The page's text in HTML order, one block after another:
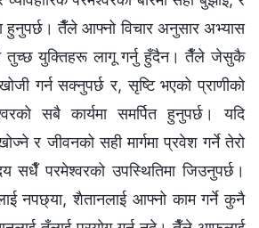
हुनुपर्छ। तैँले आफ्नो विचार अनुसार अभ्यास
तुच्छ युक्तिहरू लागू गर्नु हुँदैन। तैँले जेसुकै
गर्न सक्नुपर्छ र, सृष्टि भएको प्राणीको
सबै कार्यमा समर्पित हुनुपर्छ। यदि
र जीवनको सही मार्गमा प्रवेश गर्ने तेरो
सधैँ परमेश्‍वरको उपस्थितिमा जिउनुपर्छ।
नपछ्या, शैतानलाई आफ्नो काम गर्ने कुनै